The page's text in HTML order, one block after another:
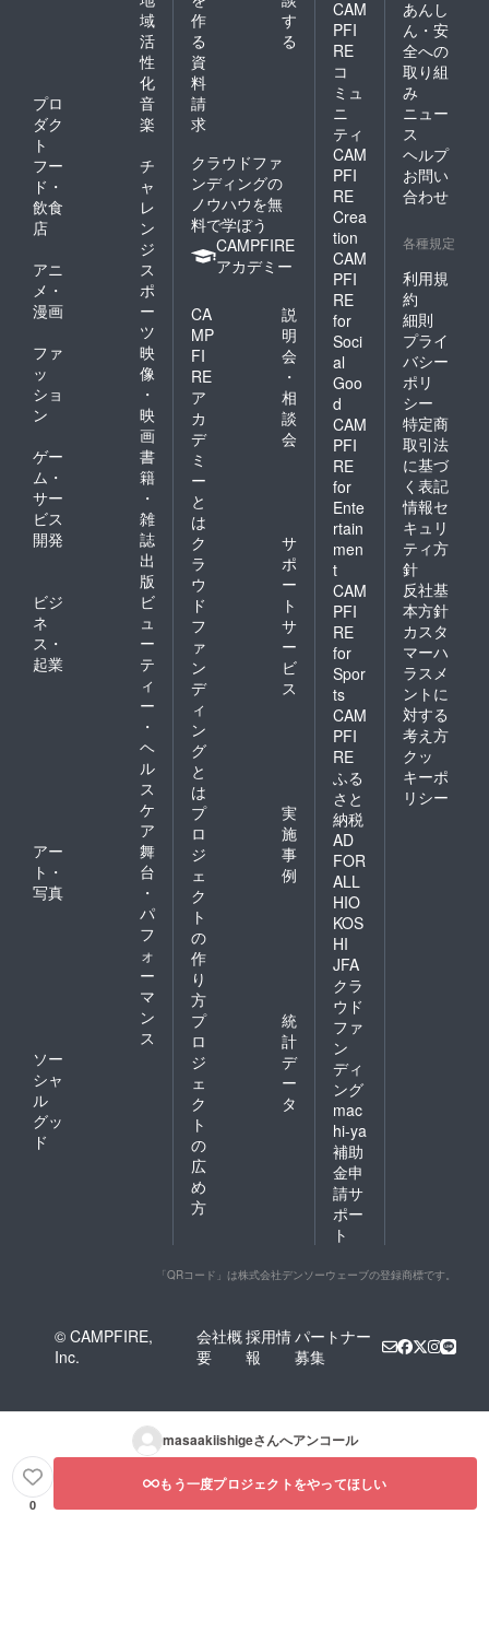
域
活
性
化
プロ
ダク
ト
音
楽
フー
ド・
飲食
店
チ
ャ
レ
ン
ジ
アニ
メ・
漫画
ス
ポ
ー
ツ
ファ
ッ
ショ
ン
映
像
・
映
画
ゲー
ム・
サー
ビス
開発
書
籍
・
雑
誌
出
版
ビジ
ネ
ス・
起業
ビ
ュ
ー
テ
ィ
ー
・
ヘ
ル
ス
ケ
ア
アー
ト・
写真
舞
台
・
パ
フ
ォ
ー
マ
ン
ス
ソー
シャ
ル
グッ
ド
作
る
す
る
資
料
請
求
クラウドファ
ンディングの
ノウハウを無
料で学ぼう
CAMPFIRE
アカデミー
CA
MP
FI
RE
ア
カ
デ
ミ
ー
と
は
説
明
会
・
相
談
会
ク
ラ
ウ
ド
フ
ァ
ン
デ
ィ
ン
グ
と
は
サ
ポ
ー
ト
サ
ー
ビ
ス
プ
ロ
ジ
ェ
ク
ト
の
作
り
方
実
施
事
例
プ
ロ
ジ
ェ
ク
ト
の
広
め
方
統
計
デ
ー
タ
CAM
PFI
RE
コ
ミュ
ニ
ティ
CAM
PFI
RE
Crea
tion
CAM
PFI
RE
for
Soci
al
Goo
d
CAM
PFI
RE
for
Ente
rtain
men
t
CAM
PFI
RE
for
Spor
ts
CAM
PFI
RE
ふる
さと
納税
AD
FOR
ALL
HIO
KOS
HI
JFA
クラ
ウド
ファ
ン
ディ
ング
mac
hi-ya
補助
金申
請サ
ポー
ト
あんし
ん・安
全への
取り組
み
ニュー
ス
ヘルプ
お問い
合わせ
各種規定
利用規
約
細則
プライ
バシー
ポリ
シー
特定商
取引法
に基づ
く表記
情報セ
キュリ
ティ方
針
反社基
本方針
カスタ
マーハ
ラスメ
ントに
対する
考え方
クッ
キーポ
リシー
「QRコード」は株式会社デンソーウェーブの登録商標です。
© CAMPFIRE,
Inc.
会社概
要
採用情
報
パートナー
募集
masaakiishigeさんへアンコール
0
もう一度プロジェクトをやってほしい